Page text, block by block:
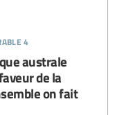
4
australe
de la
on fait